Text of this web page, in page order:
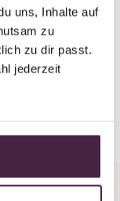
uns, Inhalte auf
zu
zu dir passt.
jederzeit